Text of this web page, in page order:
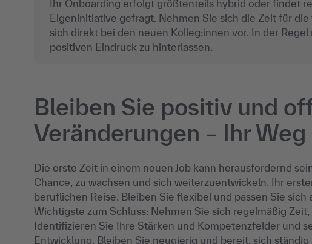
Ihr Onboarding erfolgt größtenteils hybrid oder findet
Eigeninitiative gefragt. Nehmen Sie sich die Zeit für
sich direkt bei den neuen Kolleg:innen vor. In der
positiven Eindruck zu hinterlassen.
Bleiben Sie positiv und
Veränderungen – Ihr
Die erste Zeit in einem neuen Job kann herausfordernd
Chance, zu wachsen und sich weiterzuentwickeln. Ihr
beruflichen Reise. Bleiben Sie flexibel und passen Sie
Wichtigste zum Schluss: Nehmen Sie sich regelmäßig
Identifizieren Sie Ihre Stärken und Kompetenzfelder und
Entwicklung. Bleiben Sie neugierig und bereit, sich